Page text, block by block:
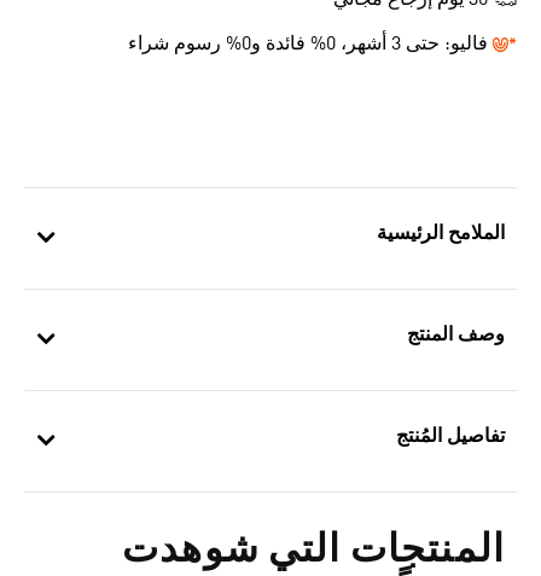
الملامح الرئيسية
وصف المنتج
تفاصيل المُنتج
المنتجات التي شوهدت
فاليو: حتى 3 أشهر، 0% فائدة و0% رسوم شراء